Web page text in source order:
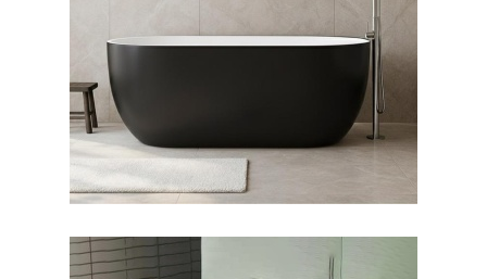
وان فری استندینگ لونا بیرون
مشکی